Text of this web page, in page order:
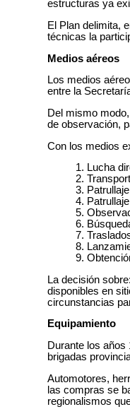
estructuras ya
El Plan delimita,
técnicas la
Medios aéreos
Los medios
entre la
Del mismo
de observación,
Con los medios
1. Lucha
2.
3.
4.
5.
6.
7.
8.
9.
La decisión
disponibles en
circunstancias
Equipamiento
Durante los años
brigadas
Automotores,
las compras se
regionalismos